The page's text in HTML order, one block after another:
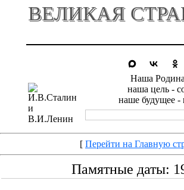
ВЕЛИКАЯ
Наша
наша цель -
наше будущее -
[ Перейти на Главную
Памятные даты: